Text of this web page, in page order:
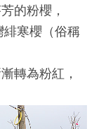
的粉櫻，
緋寒櫻（俗稱
轉為粉紅，